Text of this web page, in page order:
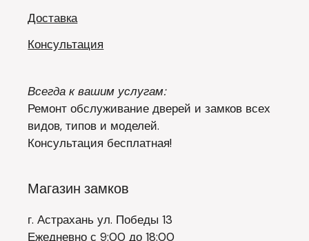
Доставка
Консультация
Всегда к вашим услугам:
Ремонт обслуживание дверей и замков всех
видов, типов и моделей.
Консультация бесплатная!
Магазин замков
г. Астрахань ул. Победы 13
Ежедневно с 9:00 до 18:00